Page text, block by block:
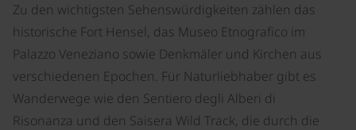
Zu den wichtigsten Sehenswürdigkeiten zählen das
historische Fort Hensel, das Museo Etnografico im
Palazzo Veneziano sowie Denkmäler und Kirchen aus
verschiedenen Epochen. Für Naturliebhaber gibt es
Wanderwege wie den Sentiero degli Alberi di
Risonanza und den Saisera Wild Track, die durch die